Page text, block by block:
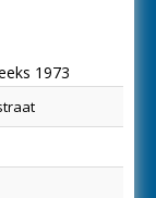
1973